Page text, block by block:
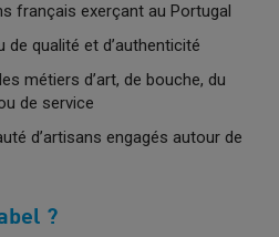
français exerçant au Portugal
de qualité et d’authenticité
métiers d’art, de bouche, du
de service
d’artisans engagés autour de
?